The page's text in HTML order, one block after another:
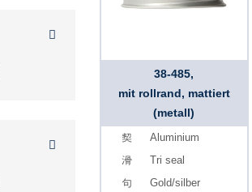
38-485,
mit rollrand, mattiert
(metall)
Aluminium
Tri seal
Gold/silber